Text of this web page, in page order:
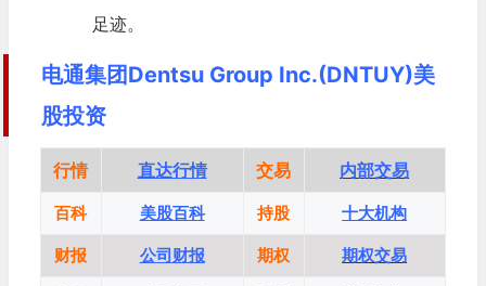
足迹。
电通集团Dentsu Group Inc.(DNTUY)美
股投资
行情 直达行情 交易 内部交易
百科 美股百科 持股 十大机构
财报 公司财报 期权 期权交易